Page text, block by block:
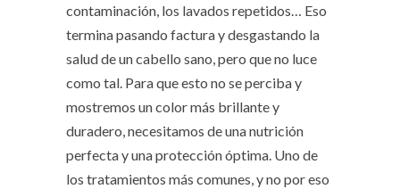
contaminación, los lavados repetidos… Eso
termina pasando factura y desgastando la
salud de un cabello sano, pero que no luce
como tal. Para que esto no se perciba y
mostremos un color más brillante y
duradero, necesitamos de una nutrición
perfecta y una protección óptima. Uno de
los tratamientos más comunes, y no por eso